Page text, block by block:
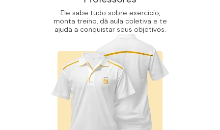
Ele sabe tudo sobre exercício,
monta treino, dá aula coletiva e te
ajuda a conquistar seus objetivos.